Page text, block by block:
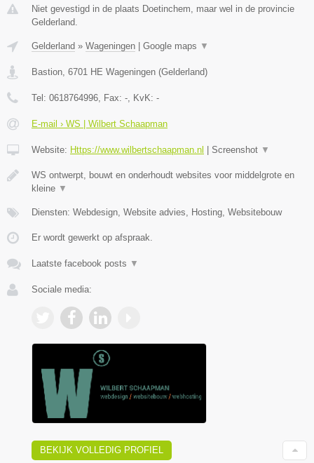
Niet gevestigd in de plaats Doetinchem, maar wel in de provincie
Gelderland.
Gelderland » Wageningen Google maps ▼
Bastion 6701 HE Wageningen (Gelderland)
Tel: 0618764996 , Fax: - , KvK: -
E-mail › WS | Wilbert Schaapman
Website: Https://www.wilbertschaapman.nl Screenshot ▼
WS ontwerpt, bouwt en onderhoudt websites voor middelgrote en
kleine ▼
Diensten: Webdesign, Website advies, Hosting, Websitebouw
Er wordt gewerkt op afspraak.
Laatste facebook posts ▼
Sociale media:
BEKIJK VOLLEDIG PROFIEL